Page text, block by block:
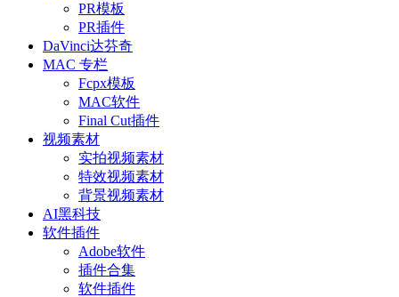
PR模板
PR插件
DaVinci达芬奇
MAC 专栏
Fcpx模板
MAC软件
Final Cut插件
视频素材
实拍视频素材
特效视频素材
背景视频素材
AI黑科技
软件插件
Adobe软件
插件合集
软件插件